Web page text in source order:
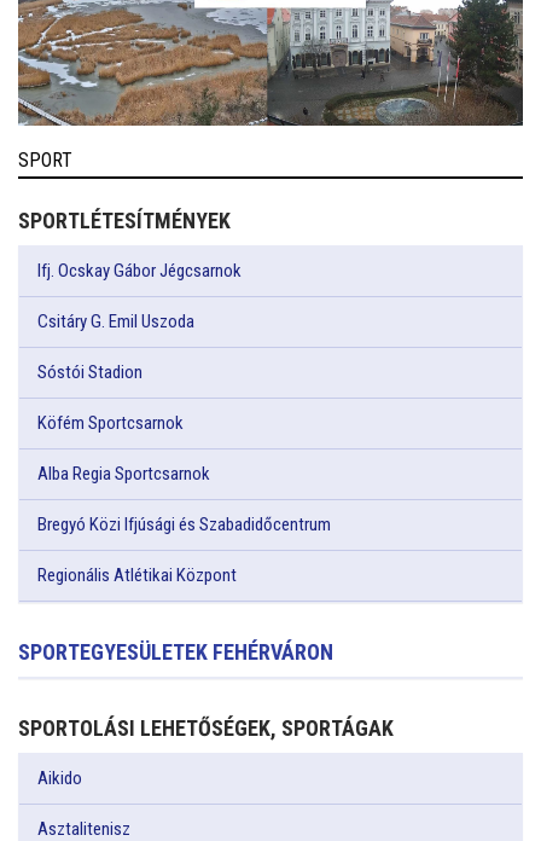
SPORT
SPORTLÉTESÍTMÉNYEK
Ifj. Ocskay Gábor Jégcsarnok
Csitáry G. Emil Uszoda
Sóstói Stadion
Köfém Sportcsarnok
Alba Regia Sportcsarnok
Bregyó Közi Ifjúsági és Szabadidőcentrum
Regionális Atlétikai Központ
SPORTEGYESÜLETEK FEHÉRVÁRON
SPORTOLÁSI LEHETŐSÉGEK, SPORTÁGAK
Aikido
Asztalitenisz